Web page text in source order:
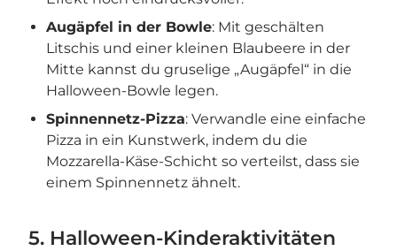
Augäpfel in der Bowle: Mit geschälten
Litschis und einer kleinen Blaubeere in der
Mitte kannst du gruselige „Augäpfel“ in die
Halloween-Bowle legen.
Spinnennetz-Pizza: Verwandle eine einfache
Pizza in ein Kunstwerk, indem du die
Mozzarella-Käse-Schicht so verteilst, dass sie
einem Spinnennetz ähnelt.
5. Halloween-Kinderaktivitäten